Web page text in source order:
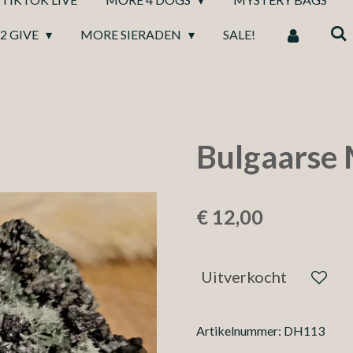
GIVE MORE SIERADEN SALE!
Bulgaarse
€ 12,00
Uitverkocht
Artikelnummer: DH113